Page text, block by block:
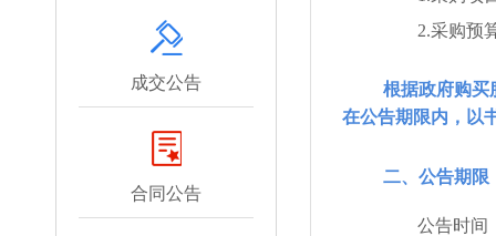
成交公告
合同公告
2.采购预
根据政府购买
在公告期限内，以
二、公告期限
公告时间